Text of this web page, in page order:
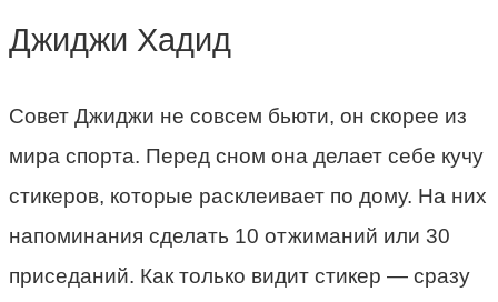
Джиджи Хадид
Совет Джиджи не совсем бьюти, он скорее из
мира спорта. Перед сном она делает себе кучу
стикеров, которые расклеивает по дому. На них
напоминания сделать 10 отжиманий или 30
приседаний. Как только видит стикер — сразу